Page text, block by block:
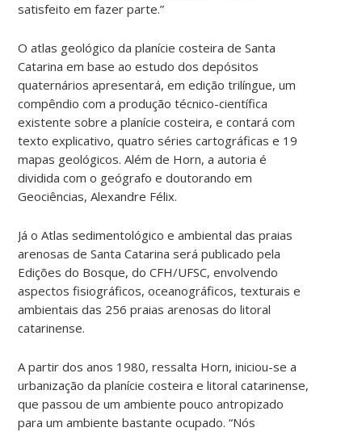
satisfeito em fazer parte.”
O atlas geológico da planície costeira de Santa
Catarina em base ao estudo dos depósitos
quaternários apresentará, em edição trilíngue, um
compêndio com a produção técnico-científica
existente sobre a planície costeira, e contará com
texto explicativo, quatro séries cartográficas e 19
mapas geológicos. Além de Horn, a autoria é
dividida com o geógrafo e doutorando em
Geociências, Alexandre Félix.
Já o Atlas sedimentológico e ambiental das praias
arenosas de Santa Catarina será publicado pela
Edições do Bosque, do CFH/UFSC, envolvendo
aspectos fisiográficos, oceanográficos, texturais e
ambientais das 256 praias arenosas do litoral
catarinense.
A partir dos anos 1980, ressalta Horn, iniciou-se a
urbanização da planície costeira e litoral catarinense,
que passou de um ambiente pouco antropizado
para um ambiente bastante ocupado. “Nós